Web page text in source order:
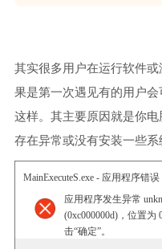
其实很多用户在运行软件
果是第一次遇见有的用户
这样。其主要原因就是你
存在异常或没有安装一些系
MainExecuteS.exe - 应用程序错误
应用程序发生异常
(0xc000000d)，位置为
击“确定”。